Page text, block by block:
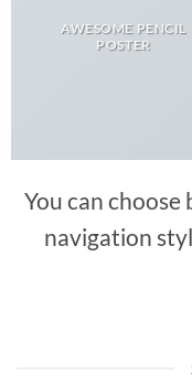
AWESOME PENCIL
POSTER
You can
navigation